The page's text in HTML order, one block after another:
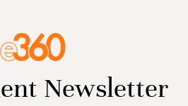
Newsletter